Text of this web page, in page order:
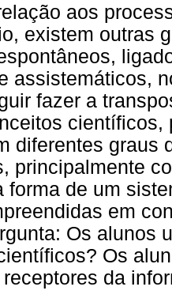
aos
existem outras
assistemáticos,
fazer a
diferentes graus
principalmente
forma de um
em
Os alunos
Os
da